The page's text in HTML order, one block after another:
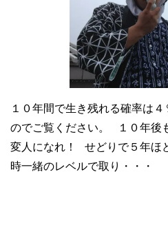
１０年間で生き残れる確率は
のでご覧ください。 １０年後
変人になれ！ せどりで５年ほ
時一緒のレベルで取り・・・